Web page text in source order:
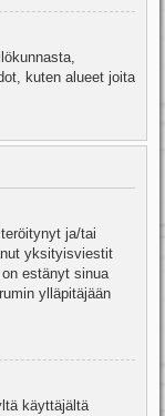
kuten alueet joita
ja/tai
yksityisviestit
estänyt sinua
ylläpitäjään
käyttäjältä